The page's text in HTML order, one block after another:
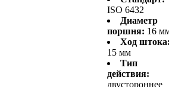
ISO 6432
Диаметр
поршня: 16
Ход
15 мм
Тип
действия:
двустороннее